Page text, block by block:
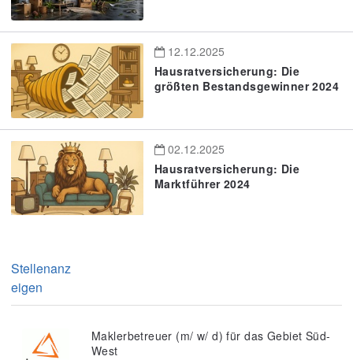
12.12.2025
Hausratversicherung: Die
größten Bestandsgewinner 2024
02.12.2025
Hausratversicherung: Die
Marktführer 2024
Stellenanz
eigen
Maklerbetreuer (m/ w/ d) für das Gebiet Süd-
West